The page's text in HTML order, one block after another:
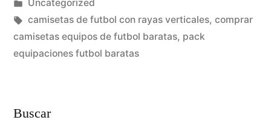
en
Uncategorized
Etiquetas:
camisetas de futbol con rayas verticales, comprar
camisetas equipos de futbol baratas, pack
equipaciones futbol baratas
Buscar